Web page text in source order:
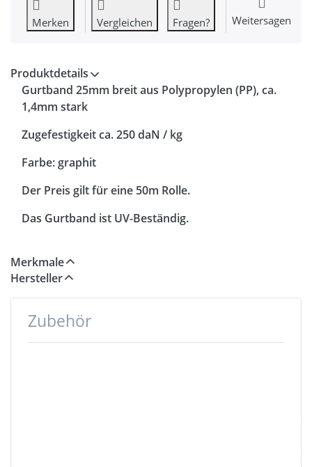
Merken Vergleichen Fragen? Weitersagen
Produktdetails
Gurtband 25mm breit aus Polypropylen (PP), ca.
1,4mm stark
Zugefestigkeit ca. 250 daN / kg
Farbe: graphit
Der Preis gilt für eine 50m Rolle.
Das Gurtband ist UV-Beständig.
Merkmale
Hersteller
Zubehör